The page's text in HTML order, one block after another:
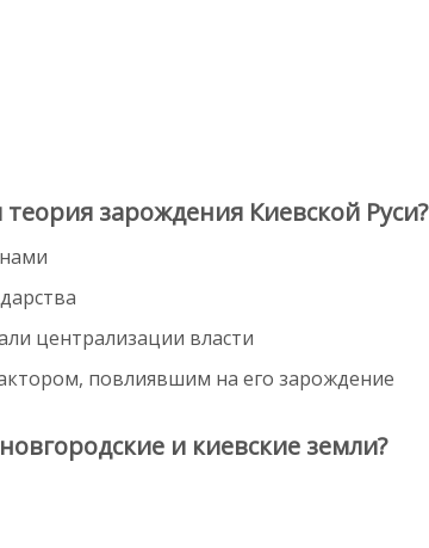
зарождения Киевской Руси?
централизации власти
повлиявшим на его зарождение
и киевские земли?